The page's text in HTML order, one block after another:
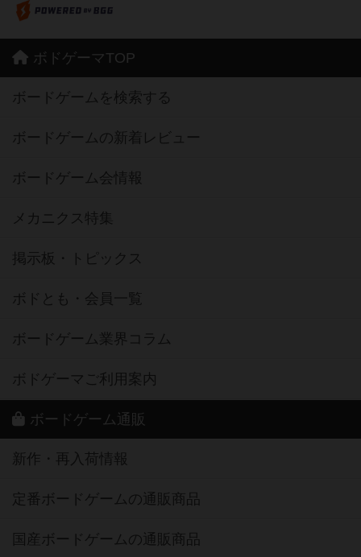
ボドゲーマTOP
ボードゲームを検索する
ボードゲームの新着レビュー
ボードゲーム会情報
メカニクス特集
掲示板・トピックス
ボドとも・会員一覧
ボードゲーム業界コラム
ボドゲーマご利用案内
ボードゲーム通販
新作・再入荷情報
定番ボードゲームの通販商品
国産ボードゲームの通販商品